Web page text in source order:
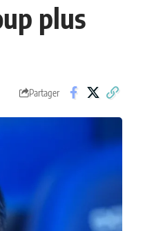
plus
Partager